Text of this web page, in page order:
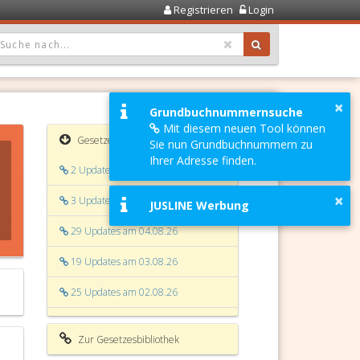
Registrieren Login
GEWÄHLTER WERT IST ALLE
Gesetzesaktualisierungen
2 Updates am 06.08.26
3 Updates am 05.08.26
29 Updates am 04.08.26
19 Updates am 03.08.26
25 Updates am 02.08.26
4 Updates am 01.08.26
12 Updates am 31.07.26
Zur Gesetzesbibliothek
×
Grundbuchnummernsuche
Mit diesem neuen Tool können
Sie nun Grundbuchnummern zu
Ihrer Adresse finden.
×
JUSLINE Werbung